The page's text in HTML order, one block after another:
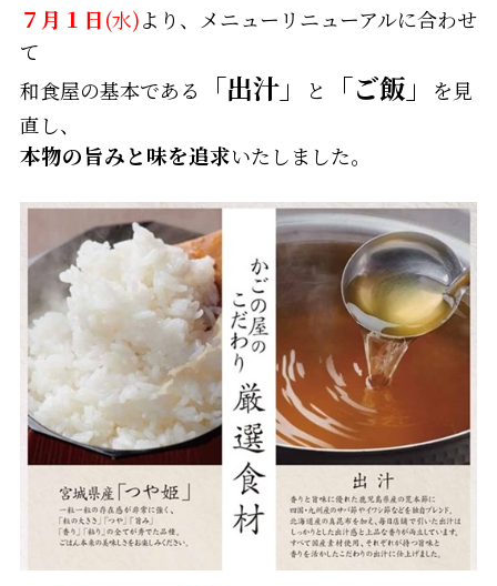
７月１日(水)より、メニューリニューアルに合わせ
て
和食屋の基本である
「出汁」 と 「ご飯」
を見
直し、
本物の旨みと味を追求いたしました。